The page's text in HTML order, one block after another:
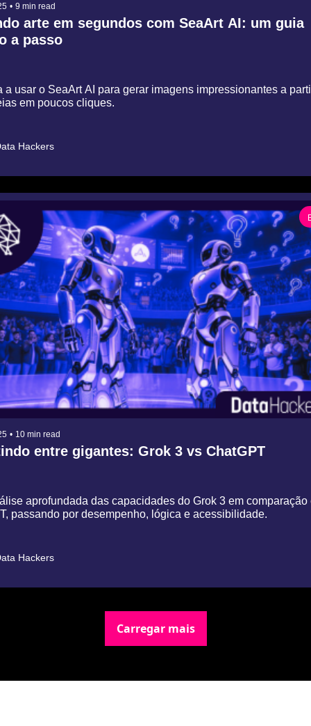
• 9 min read
arte em segundos com SeaArt AI: um guia
a passo
a usar o SeaArt AI para gerar imagens impressionantes a
em poucos cliques.
Hackers
• 10 min read
entre gigantes: Grok 3 vs ChatGPT
aprofundada das capacidades do Grok 3 em comparação
passando por desempenho, lógica e acessibilidade.
Hackers
Carregar mais